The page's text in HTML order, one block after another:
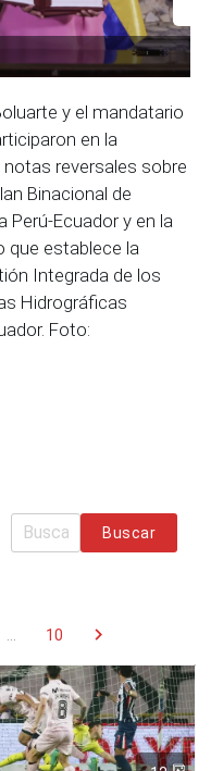
y el mandatario
en la
reversales sobre
Binacional de
Perú-Ecuador y en la
que establece la
Integrada de los
Hidrográficas
Foto:
Buscar
10 chevron_right